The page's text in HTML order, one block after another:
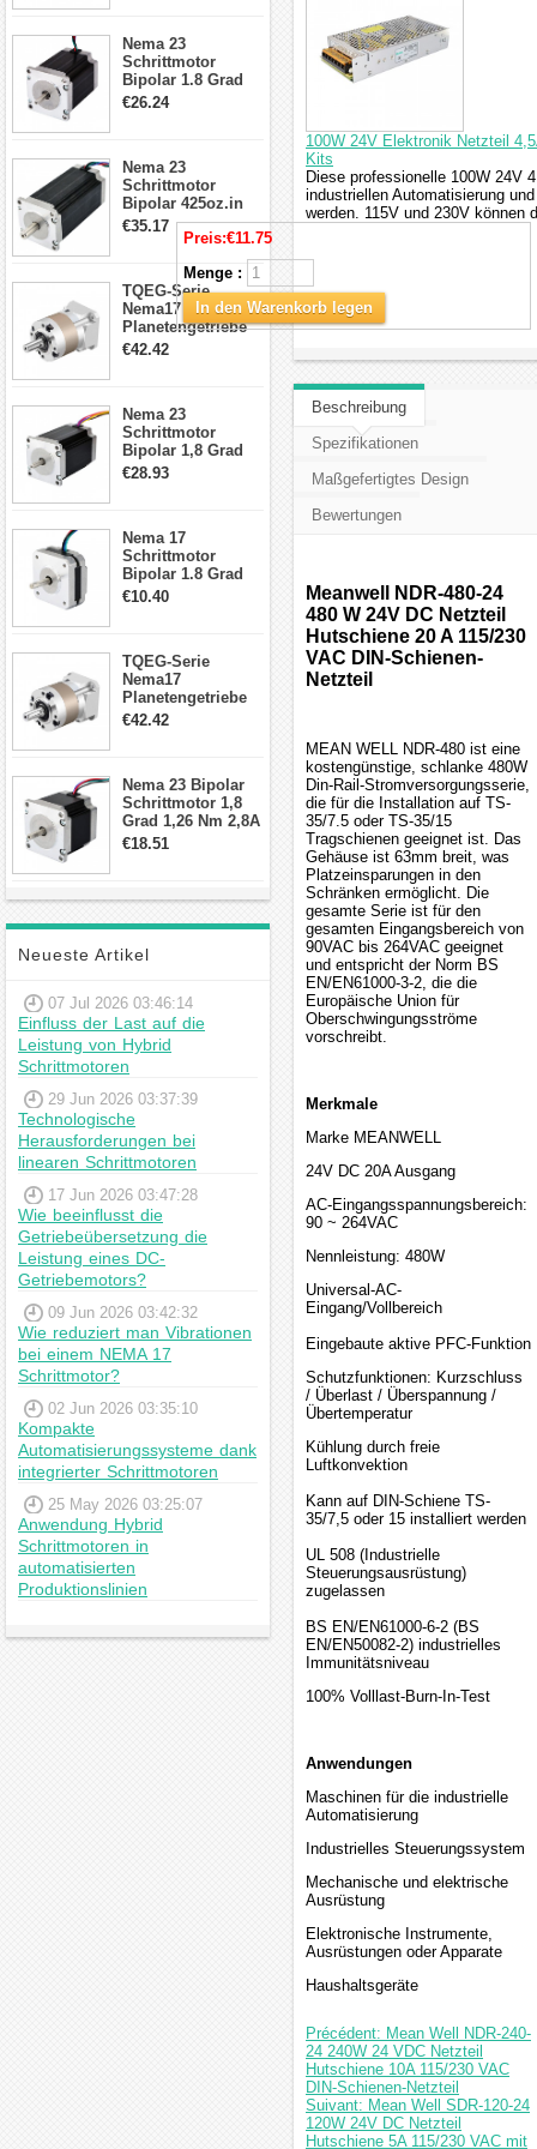
Nema 23
Schrittmotor
Bipolar 1.8 Grad
1.9Nm 3A 3.36V 4
€26.24
Nema 23
Schrittmotor
Bipolar 425oz.in
4.2A 57x57x114mm
4 Draht Hybrid
€35.17
TQEG-Serie
Nema17
Planetengetriebe
5:1 Spiel 15Arc-
€42.42
Nema 23
Schrittmotor
Bipolar 1,8 Grad
2,83Nm 4 A 2,26V
€28.93
Nema 17
Schrittmotor
Bipolar 1.8 Grad
8.7Ncm 1A 3.5V 4
€10.40
TQEG-Serie
Nema17
Planetengetriebe
10:1 Spiel 15Arc-
€42.42
Nema 23 Bipolar
Schrittmotor 1,8
Grad 1,26 Nm 2,8A
2,5V 4 Drähte
€18.51
Neueste Artikel
07 Jul 2026 03:46:14
Einfluss der Last auf die
Leistung von Hybrid
Schrittmotoren
29 Jun 2026 03:37:39
Technologische
Herausforderungen bei
linearen Schrittmotoren
17 Jun 2026 03:47:28
Wie beeinflusst die
Getriebeübersetzung die
Leistung eines DC-
Getriebemotors?
09 Jun 2026 03:42:32
Wie reduziert man Vibrationen
bei einem NEMA 17
Schrittmotor?
02 Jun 2026 03:35:10
Kompakte
Automatisierungssysteme dank
integrierter Schrittmotoren
25 May 2026 03:25:07
Anwendung Hybrid
Schrittmotoren in
automatisierten
Produktionslinien
100W 24V Elektronik Netzteil
Kits
Diese professionelle 100W 24V
industriellen Automatisierung
werden. 115V und 230V können
Preis:€11.75
Menge :
In den Warenkorb legen
Beschreibung
Spezifikationen
Maßgefertigtes Design
Bewertungen
Meanwell NDR-480-24
480 W 24V DC Netzteil
Hutschiene 20 A 115/230
VAC DIN-Schienen-
Netzteil
MEAN WELL NDR-480 ist eine
kostengünstige, schlanke 480W
Din-Rail-Stromversorgungsserie,
die für die Installation auf TS-
35/7.5 oder TS-35/15
Tragschienen geeignet ist. Das
Gehäuse ist 63mm breit, was
Platzeinsparungen in den
Schränken ermöglicht. Die
gesamte Serie ist für den
gesamten Eingangsbereich von
90VAC bis 264VAC geeignet
und entspricht der Norm BS
EN/EN61000-3-2, die die
Europäische Union für
Oberschwingungsströme
vorschreibt.
Merkmale
Marke MEANWELL
24V DC 20A Ausgang
AC-Eingangsspannungsbereich:
90 ~ 264VAC
Nennleistung: 480W
Universal-AC-
Eingang/Vollbereich
Eingebaute aktive PFC-Funktion
Schutzfunktionen: Kurzschluss
/ Überlast / Überspannung /
Übertemperatur
Kühlung durch freie
Luftkonvektion
Kann auf DIN-Schiene TS-
35/7,5 oder 15 installiert werden
UL 508 (Industrielle
Steuerungsausrüstung)
zugelassen
BS EN/EN61000-6-2 (BS
EN/EN50082-2) industrielles
Immunitätsniveau
100% Volllast-Burn-In-Test
Anwendungen
Maschinen für die industrielle
Automatisierung
Industrielles Steuerungssystem
Mechanische und elektrische
Ausrüstung
Elektronische Instrumente,
Ausrüstungen oder Apparate
Haushaltsgeräte
Précédent: Mean Well NDR-240-
24 240W 24 VDC Netzteil
Hutschiene 10A 115/230 VAC
DIN-Schienen-Netzteil
Suivant: Mean Well SDR-120-24
120W 24V DC Netzteil
Hutschiene 5A 115/230 VAC mit